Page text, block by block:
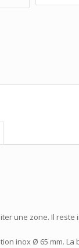
une zone. Il
inox Ø 65 mm.